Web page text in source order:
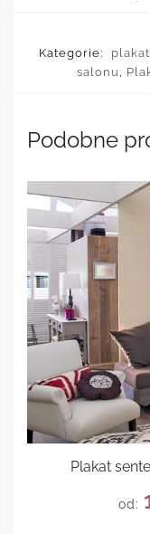
Kategorie:
salonu ,
Podobne
Plakat
od: